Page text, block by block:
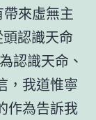
帶來虛無主
認識天命
認識天命、
，我道惟寧
作為告訴我